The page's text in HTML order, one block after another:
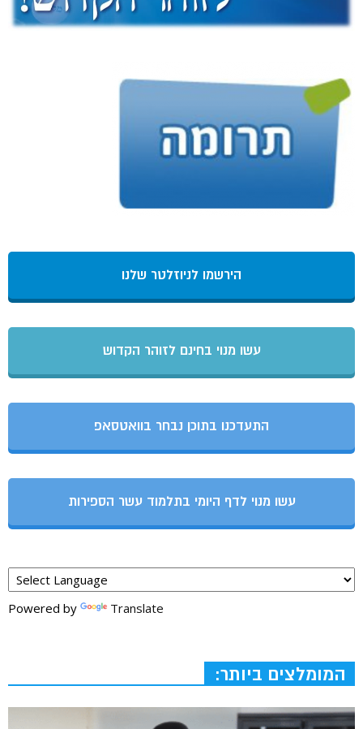
הירשמו לניוזלטר שלנו
עשו מנוי בחינם לזוהר הקדוש
התעדכנו בתוכן נבחר בוואטסאפ
עשו מנוי לדף היומי בתלמוד עשר הספירות
Powered by Translate
המומלצים ביותר: